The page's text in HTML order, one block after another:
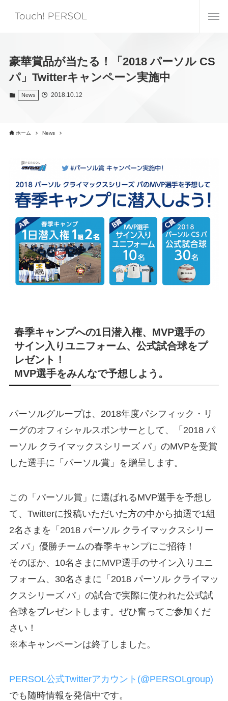
豪華賞品が当たる！「2018 パーソル CS
パ」Twitterキャンペーン実施中
News 2018.10.12
ホーム News
春季キャンプへの1日潜入権、MVP選手の
サイン入りユニフォーム、公式試合球をプ
レゼント！
MVP選手をみんなで予想しよう。
パーソルグループは、2018年度パシフィック・リ
ーグのオフィシャルスポンサーとして、「2018 パ
ーソル クライマックスシリーズ パ」のMVPを受賞
した選手に「パーソル賞」を贈呈します。
この「パーソル賞」に選ばれるMVP選手を予想し
て、Twitterに投稿いただいた方の中から抽選で1組
2名さまを「2018 パーソル クライマックスシリー
ズ パ」優勝チームの春季キャンプにご招待！
そのほか、10名さまにMVP選手のサイン入りユニ
フォーム、30名さまに「2018 パーソル クライマッ
クスシリーズ パ」の試合で実際に使われた公式試
合球をプレゼントします。ぜひ奮ってご参加くだ
さい！
※本キャンペーンは終了しました。
PERSOL公式Twitterアカウント(@PERSOLgroup)
でも随時情報を発信中です。